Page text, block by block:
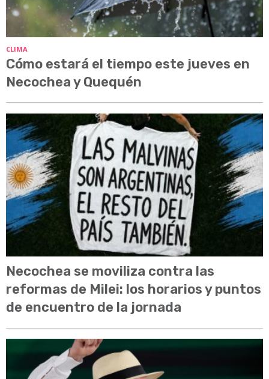
CLIMA
Cómo estará el tiempo este jueves en
Necochea y Quequén
Necochea se moviliza contra las
reformas de Milei: los horarios y puntos
de encuentro de la jornada